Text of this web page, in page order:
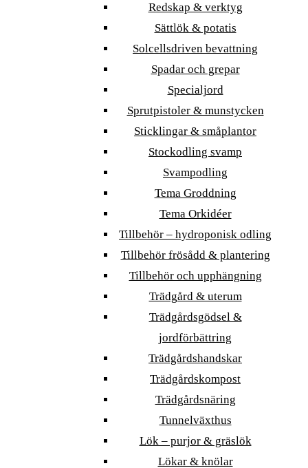
Redskap & verktyg
Sättlök & potatis
Solcellsdriven bevattning
Spadar och grepar
Specialjord
Sprutpistoler & munstycken
Sticklingar & småplantor
Stockodling svamp
Svampodling
Tema Groddning
Tema Orkidéer
Tillbehör – hydroponisk odling
Tillbehör frösådd & plantering
Tillbehör och upphängning
Trädgård & uterum
Trädgårdsgödsel &
jordförbättring
Trädgårdshandskar
Trädgårdskompost
Trädgårdsnäring
Tunnelväxthus
Lök – purjor & gräslök
Lökar & knölar